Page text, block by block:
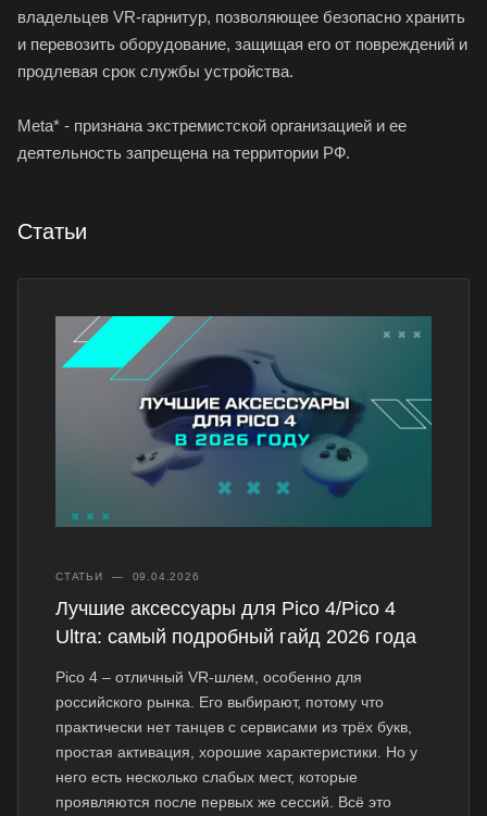
владельцев VR-гарнитур, позволяющее безопасно хранить
и перевозить оборудование, защищая его от повреждений и
продлевая срок службы устройства.
Meta* - признана экстремистской организацией и ее
деятельность запрещена на территории РФ.
Статьи
СТАТЬИ — 09.04.2026
Лучшие аксессуары для Pico 4/Pico 4
Ultra: самый подробный гайд 2026 года
Pico 4 – отличный VR-шлем, особенно для
российского рынка. Его выбирают, потому что
практически нет танцев с сервисами из трёх букв,
простая активация, хорошие характеристики. Но у
него есть несколько слабых мест, которые
проявляются после первых же сессий. Всё это